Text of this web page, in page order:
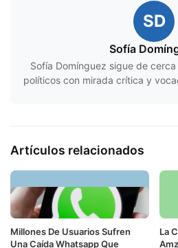
SD
Sofía
Sofía Domínguez sigue de
políticos con mirada crítica y
Artículos relacionados
Millones De Usuarios Sufren
Una Caída Whatsapp Que
La